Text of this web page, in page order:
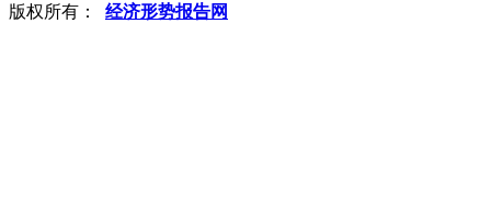
版权所有： 经济形势报告网